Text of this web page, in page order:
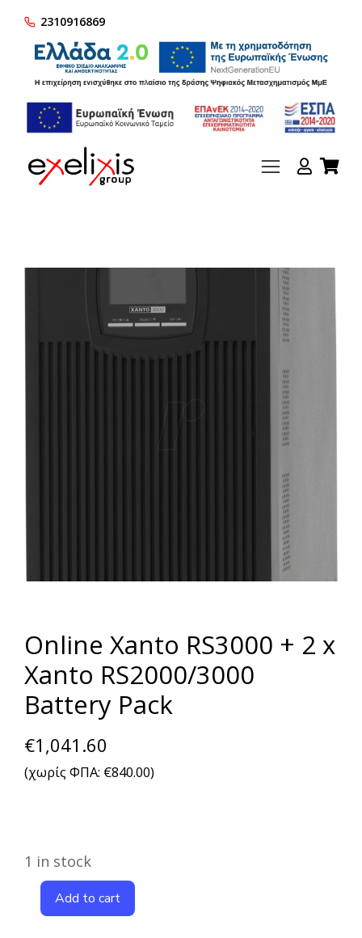
2310916869
Online Xanto RS3000 + 2 x
Xanto RS2000/3000
Battery Pack
€1,041.60
(χωρίς ΦΠΑ: €840.00)
1 in stock
Add to cart